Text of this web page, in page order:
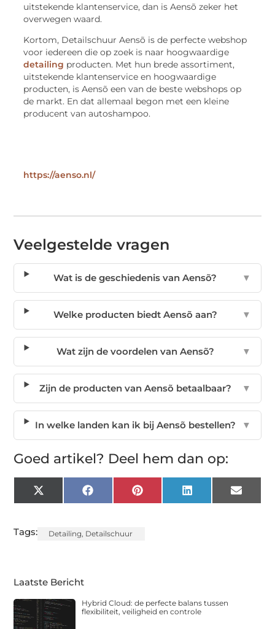
uitstekende klantenservice, dan is Aensõ zeker het
overwegen waard.
Kortom, Detailschuur Aensõ is de perfecte webshop
voor iedereen die op zoek is naar hoogwaardige
detailing producten. Met hun brede assortiment,
uitstekende klantenservice en hoogwaardige
producten, is Aensõ een van de beste webshops op
de markt. En dat allemaal begon met een kleine
producent van autoshampoo.
https://aenso.nl/
Veelgestelde vragen
Wat is de geschiedenis van Aensõ? ▼
Welke producten biedt Aensõ aan? ▼
Wat zijn de voordelen van Aensõ? ▼
Zijn de producten van Aensõ betaalbaar? ▼
In welke landen kan ik bij Aensõ bestellen? ▼
Goed artikel? Deel hem dan op:
X
(Twitter)
FacebookPinterest LinkedIn Email
Tags: Detailing Detailschuur
Laatste Bericht
Hybrid Cloud: de perfecte balans tussen
flexibiliteit, veiligheid en controle